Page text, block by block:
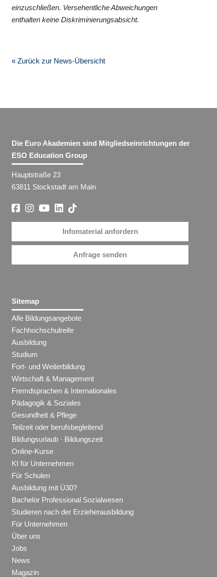
einzuschließen. Versehentliche Abweichungen
enthalten keine Diskriminierungsabsicht.
« Zurück zur News-Übersicht
Die Euro Akademien sind Mitgliedseinrichtungen der
ESO Education Group
Hauptstraße 23
63811 Stockstadt am Main
Infomaterial anfordern
Anfrage senden
Sitemap
Alle Bildungsangebote
Fachhochschulreife
Ausbildung
Studium
Fort- und Weiterbildung
Wirtschaft & Management
Fremdsprachen & Internationales
Pädagogik & Soziales
Gesundheit & Pflege
Teilzeit oder berufsbegleitend
Bildungsurlaub · Bildungszeit
Online-Kurse
KI für Unternehmen
Für Schulen
Ausbildung mit Ü30?
Bachelor Professional Sozialwesen
Studieren nach der Erzieherausbildung
Für Unternehmen
Über uns
Jobs
News
Magazin